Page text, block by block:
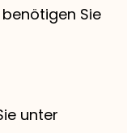
Sie
unter